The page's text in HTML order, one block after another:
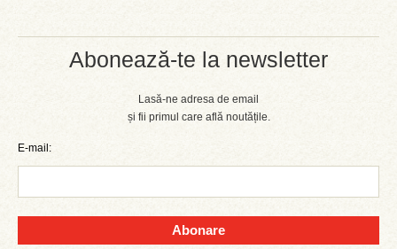
Abonează-te la newsletter
Lasă-ne adresa de email
și fii primul care află noutățile.
E-mail:
Abonare